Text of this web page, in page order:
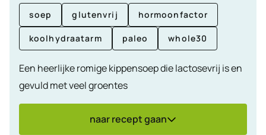
soep glutenvrij hormoonfactor
koolhydraatarm paleo whole30
Een heerlijke romige kippensoep die lactosevrij is en
gevuld met veel groentes
naar recept gaan